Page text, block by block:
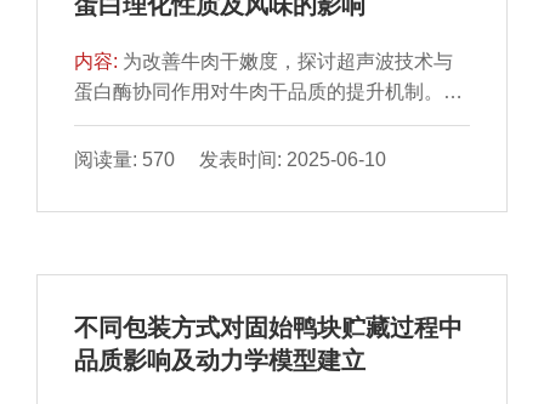
食品工业中调整鱼糜凝胶特性及探索盐替代配
方提供参考。
鲜味氨基酸含量呈先增加后降低趋势，成熟1
为172.12、8.35 mg/100 g，甜味和苦味氨基
酸含量于成熟12 h时最高。因此，湿法成熟1 d
的猪肉熟制后风味最佳。
内容: 为改善牛肉干嫩度，探讨超声波技术与
蛋白酶协同作用对牛肉干品质的提升机制。牛
肉干样品制备最佳工艺为：复合蛋白酶缓冲液
（木瓜蛋白酶、菠萝蛋白酶质量比1∶2）添加
声30 min后，于51 ℃嫩化3.1 h。结果表明，
干肌原纤维蛋白溶解度显著提升，肌原纤维小
面疏水性和牛肉干微观结构得到明显改善。这
些变化揭示了超声波处理能有效破坏牛肉的肌
阅读量: 570 发表时间: 2025-06-10
不同包装方式对固始鸭块贮藏过程中
品质影响及动力学模型建立